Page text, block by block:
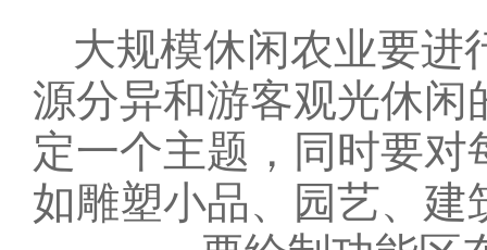
大规模休闲农业要进
源分异和游客观光休
定一个主题，同时要
如雕塑小品、园艺、